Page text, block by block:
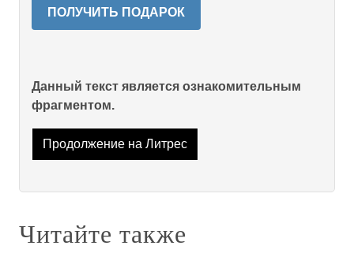
ПОЛУЧИТЬ ПОДАРОК
Данный текст является ознакомительным
фрагментом.
Продолжение на Литрес
Читайте также